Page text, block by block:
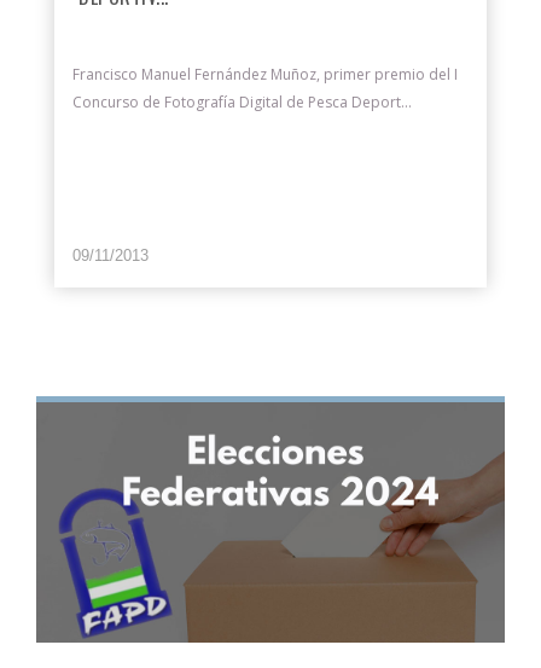
Francisco Manuel Fernández Muñoz, primer premio del I
Concurso de Fotografía Digital de Pesca Deport...
09/11/2013